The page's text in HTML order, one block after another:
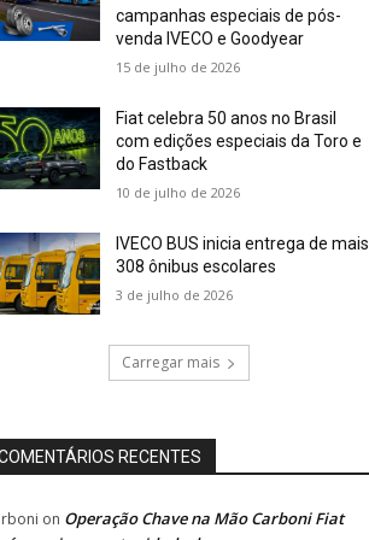
campanhas especiais de pós-
venda IVECO e Goodyear
15 de julho de 2026
Fiat celebra 50 anos no Brasil
com edições especiais da Toro e
do Fastback
10 de julho de 2026
IVECO BUS inicia entrega de mais
308 ônibus escolares
3 de julho de 2026
Carregar mais
RECENTES
on Operação Chave na Mão Carboni Fiat